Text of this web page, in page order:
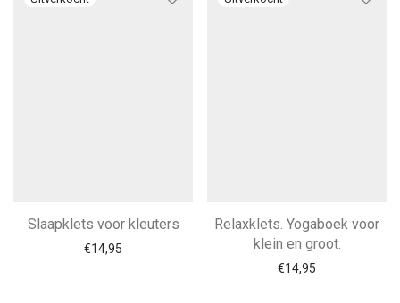
Slaapklets voor kleuters
€14,95
Relaxklets. Yogaboek voor
klein en groot.
€14,95